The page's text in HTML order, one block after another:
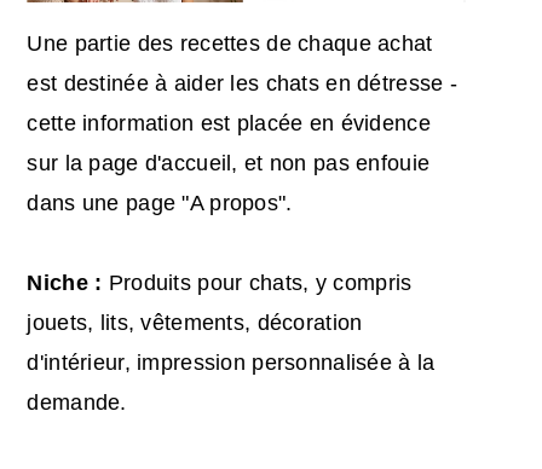
Une partie des recettes de chaque achat
est destinée à aider les chats en détresse -
cette information est placée en évidence
sur la page d'accueil, et non pas enfouie
dans une page "A propos".
Niche : Produits pour chats, y compris
jouets, lits, vêtements, décoration
d'intérieur, impression personnalisée à la
demande.